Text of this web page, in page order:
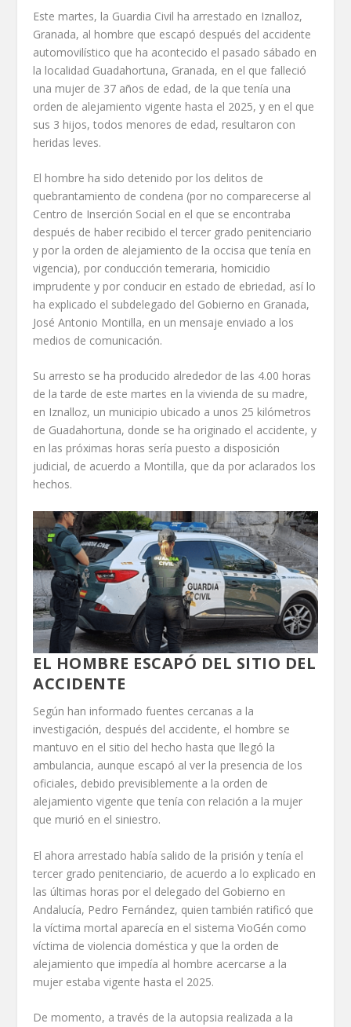
Este martes, la Guardia Civil ha arrestado en Iznalloz,
Granada, al hombre que escapó después del accidente
automovilístico que ha acontecido el pasado sábado en
la localidad Guadahortuna, Granada, en el que falleció
una mujer de 37 años de edad, de la que tenía una
orden de alejamiento vigente hasta el 2025, y en el que
sus 3 hijos, todos menores de edad, resultaron con
heridas leves.
El hombre ha sido detenido por los delitos de
quebrantamiento de condena (por no comparecerse al
Centro de Inserción Social en el que se encontraba
después de haber recibido el tercer grado penitenciario
y por la orden de alejamiento de la occisa que tenía en
vigencia), por conducción temeraria, homicidio
imprudente y por conducir en estado de ebriedad, así lo
ha explicado el subdelegado del Gobierno en Granada,
José Antonio Montilla, en un mensaje enviado a los
medios de comunicación.
Su arresto se ha producido alrededor de las 4.00 horas
de la tarde de este martes en la vivienda de su madre,
en Iznalloz, un municipio ubicado a unos 25 kilómetros
de Guadahortuna, donde se ha originado el accidente, y
en las próximas horas sería puesto a disposición
judicial, de acuerdo a Montilla, que da por aclarados los
hechos.
EL HOMBRE ESCAPÓ DEL SITIO DEL
ACCIDENTE
Según han informado fuentes cercanas a la
investigación, después del accidente, el hombre se
mantuvo en el sitio del hecho hasta que llegó la
ambulancia, aunque escapó al ver la presencia de los
oficiales, debido previsiblemente a la orden de
alejamiento vigente que tenía con relación a la mujer
que murió en el siniestro.
El ahora arrestado había salido de la prisión y tenía el
tercer grado penitenciario, de acuerdo a lo explicado en
las últimas horas por el delegado del Gobierno en
Andalucía, Pedro Fernández, quien también ratificó que
la víctima mortal aparecía en el sistema VioGén como
víctima de violencia doméstica y que la orden de
alejamiento que impedía al hombre acercarse a la
mujer estaba vigente hasta el 2025.
De momento, a través de la autopsia realizada a la